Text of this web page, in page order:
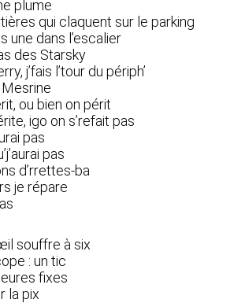
plume
qui claquent sur le parking
une dans l’escalier
des Starsky
j’fais l’tour du périph’
ou bien on périt
igo on s’refait pas
pas
pas
d’rrettes-ba
je répare
souffre à six
: un tic
fixes
la pix